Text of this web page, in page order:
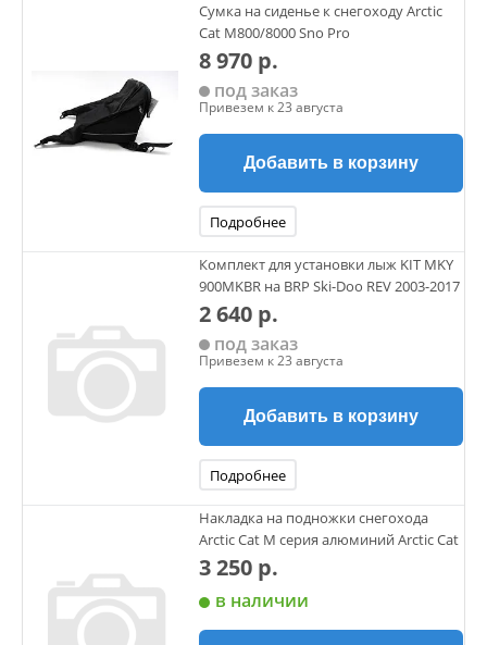
Сумка на сиденье к снегоходу Arctic
Cat M800/8000 Sno Pro
8 970 р.
под заказ
Привезем к 23 августа
Добавить в корзину
Подробнее
Комплект для установки лыж KIT MKY
900MKBR на BRP Ski-Doo REV 2003-2017
2 640 р.
под заказ
Привезем к 23 августа
Добавить в корзину
Подробнее
Накладка на подножки снегохода
Arctic Cat M серия алюминий Arctic Cat
3 250 р.
в наличии